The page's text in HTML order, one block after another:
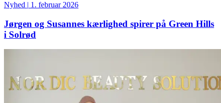
Nyhed | 1. februar 2026
Jørgen og Susannes kærlighed spirer på Green Hills
i Solrød